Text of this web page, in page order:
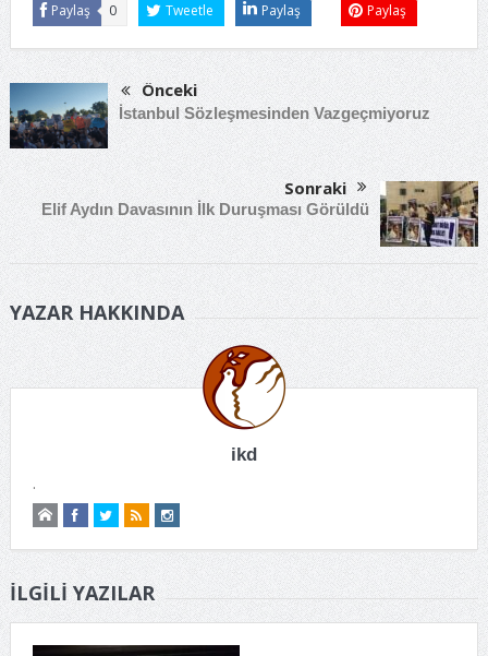
Paylaş 0 Tweetle Paylaş Paylaş
Önceki
İstanbul Sözleşmesinden Vazgeçmiyoruz
Sonraki
Elif Aydın Davasının İlk Duruşması Görüldü
YAZAR HAKKINDA
ikd
.
İLGILI YAZILAR